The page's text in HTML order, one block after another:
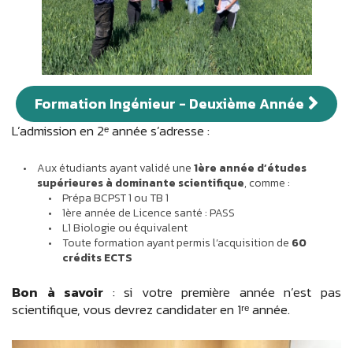
Formation Ingénieur - Deuxième Année
L’admission en 2ᵉ année s’adresse :
Aux étudiants ayant validé une1ère année d’études
supérieures à dominante scientifique, comme :
Prépa BCPST 1 ou TB 1
1ère année de Licence santé : PASS
L1 Biologie ou équivalent
Toute formation ayant permis l’acquisition de 60
crédits ECTS
Bon à savoir : si votre première année n’est pas
scientifique, vous devrez candidater en 1ʳᵉ année.